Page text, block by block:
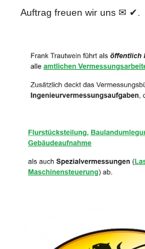
Auftrag freuen wir uns ✉ ✔.